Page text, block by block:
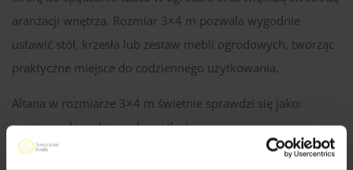
aranżacji wnętrza. Rozmiar 3×4 m pozwala wygodnie
ustawić stół, krzesła lub zestaw mebli ogrodowych, tworząc
praktyczne miejsce do codziennego użytkowania.
Altana w rozmiarze 3×4 m świetnie sprawdzi się jako:
– miejsce do rodzinnych spotkań,
– przestrzeń na stół ogrodowy,